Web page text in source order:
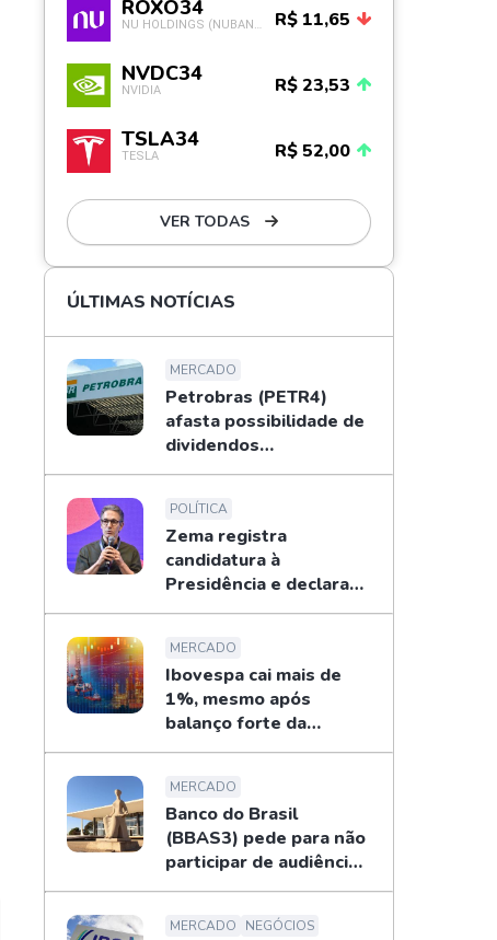
ROXO34 R$ 11,65
NVDC34
NVIDIA R$ 23,53
TSLA34
TESLA R$ 52,00
VER TODAS
ÚLTIMAS NOTÍCIAS
MERCADO
Petrobras (PETR4)
afasta possibilidade de
dividendos
extraordinários em
POLÍTICA
Zema registra
candidatura à
Presidência e declara
patrimônio de R$ 178
MERCADO
Ibovespa cai mais de
1%, mesmo após
balanço forte da
Petrobras
MERCADO
Banco do Brasil
(BBAS3) pede para não
participar de audiência
sobre o BRB; entenda
MERCADO NEGÓCIOS